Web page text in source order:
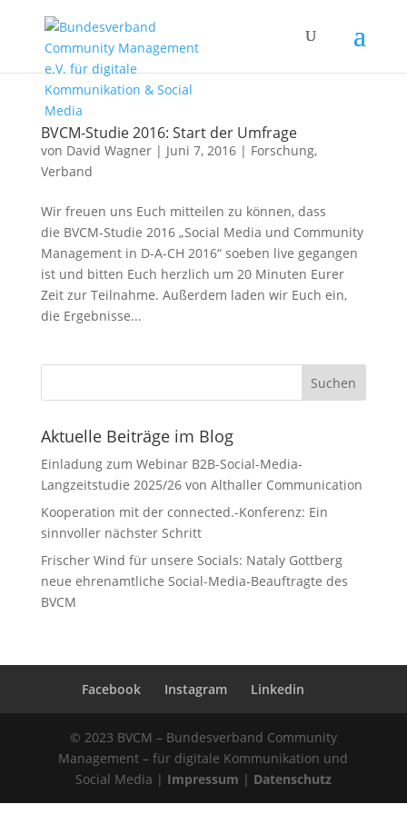
BVCM-Studie 2016: Start der Umfrage
von David Wagner| Juni 7, 2016| Forschung,
Verband
Wir freuen uns Euch mitteilen zu können, dass
die BVCM-Studie 2016 „Social Media und Community
Management in D-A-CH 2016“ soeben live gegangen
ist und bitten Euch herzlich um 20 Minuten Eurer
Zeit zur Teilnahme. Außerdem laden wir Euch ein,
die Ergebnisse...
Aktuelle Beiträge im Blog
Einladung zum Webinar B2B-Social-Media-
Langzeitstudie 2025/26 von Althaller Communication
Kooperation mit der connected.-Konferenz: Ein
sinnvoller nächster Schritt
Frischer Wind für unsere Socials: Nataly Gottberg
neue ehrenamtliche Social-Media-Beauftragte des
BVCM
Facebook Instagram Linkedin
© 2023 BVCM – Bundesverband Community
Management – für digitale Kommunikation und
Social Media | Impressum | Datenschutz